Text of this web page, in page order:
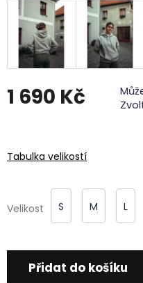
1 690 Kč
Tabulka velikostí
Velikost S M L
Přidat do košíku